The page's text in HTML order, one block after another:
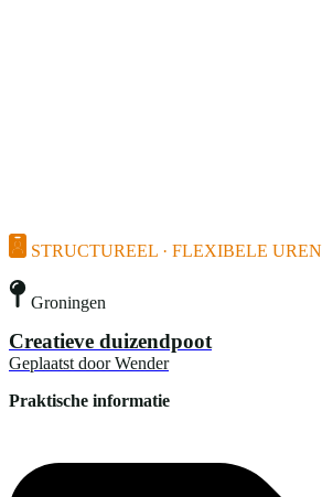
STRUCTUREEL · FLEXIBELE UREN
Groningen
Creatieve duizendpoot
Geplaatst door Wender
Praktische informatie